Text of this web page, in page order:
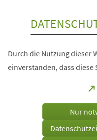
Durch die Nutzung dieser
einverstanden, dass diese
Nur